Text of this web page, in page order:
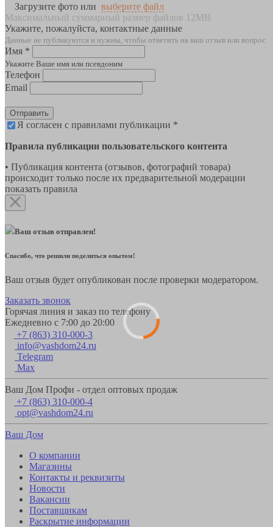
Загрузите фото или выберите файл
Максимальный суммарный размер файлов 12MB
Укажите, пожалуйста, контактные данные
Данные не публикуются и нужны, чтобы ответить на ваш отзыв или вопрос
Имя *
Укажите Ваше имя или псевдоним
Телефон
Email
Отправить
Я согласен с правилами публикации *
Правила публикации пользовательского контента
• Публикация контента (отзывов, фотографий товара)
происходит только после их предварительной модерации
показать правила
Ваш отзыв отправлен!
Спасибо, что решили поделиться опытом!
Ваш отзыв будет опубликован после проверки модератором.
Заказать звонок
Горячая линия и заказ по телефону
Ежедневно с 7:00 до 20:00
+7 (863) 310-000-3
info@vashdom24.ru
Telegram
Max
Ваш Дом Профи - отдел оптовых продаж
+7 (863) 310-000-4
opt@vashdom24.ru
Ваш Дом
О компании
Магазины
Контакты и реквизиты
Новости
Вакансии
Поставщикам
Раскрытие информации